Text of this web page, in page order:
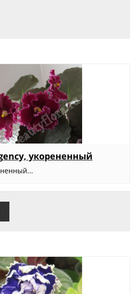
укорененный